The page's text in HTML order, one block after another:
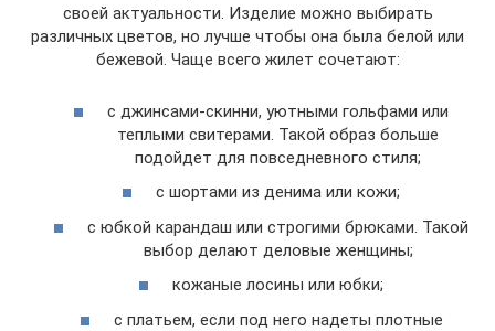
своей актуальности. Изделие можно выбирать
различных цветов, но лучше чтобы она была белой или
бежевой. Чаще всего жилет сочетают:
с джинсами-скинни, уютными гольфами или
теплыми свитерами. Такой образ больше
подойдет для повседневного стиля;
с шортами из денима или кожи;
с юбкой карандаш или строгими брюками. Такой
выбор делают деловые женщины;
кожаные лосины или юбки;
с платьем, если под него надеты плотные